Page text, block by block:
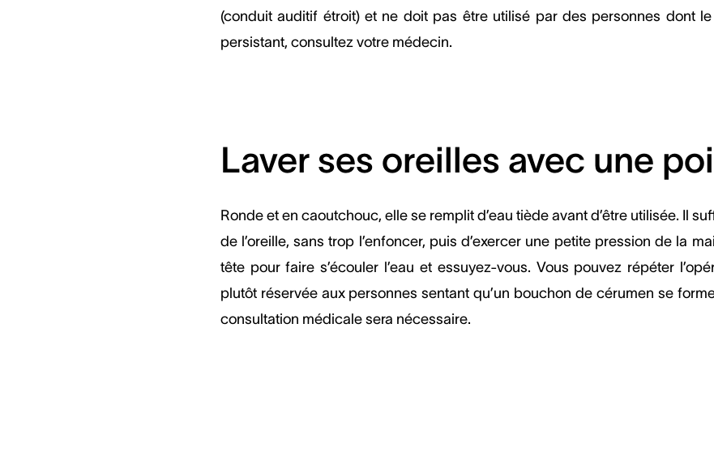
(conduit auditif étroit) et ne doit pas être utilisé par des personnes dont
persistant, consultez votre médecin.
Laver ses oreilles avec une
Ronde et en caoutchouc, elle se remplit d’eau tiède avant d’être utilisée. Il
de l’oreille, sans trop l’enfoncer, puis d’exercer une petite pression de la
tête pour faire s’écouler l’eau et essuyez-vous. Vous pouvez répéter
plutôt réservée aux personnes sentant qu’un bouchon de cérumen se
consultation médicale sera nécessaire.